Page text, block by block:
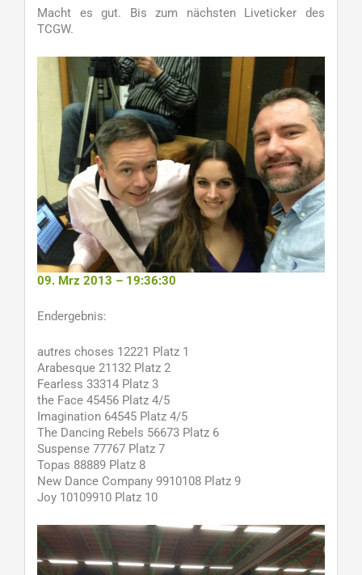
Macht es gut. Bis zum nächsten Liveticker des
TCGW.
09. Mrz 2013 – 19:36:30
Endergebnis:
autres choses 12221 Platz 1
Arabesque 21132 Platz 2
Fearless 33314 Platz 3
the Face 45456 Platz 4/5
Imagination 64545 Platz 4/5
The Dancing Rebels 56673 Platz 6
Suspense 77767 Platz 7
Topas 88889 Platz 8
New Dance Company 9910108 Platz 9
Joy 10109910 Platz 10